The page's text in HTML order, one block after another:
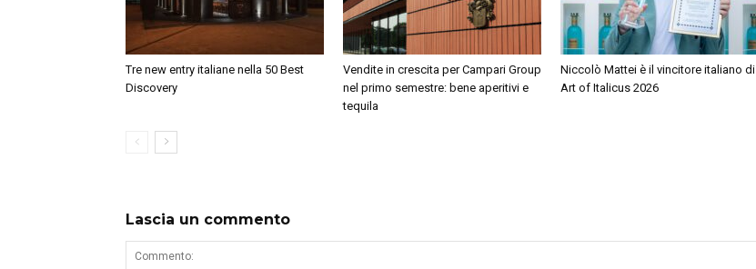
Tre new entry italiane nella 50 Best
Discovery
Vendite in crescita per Campari Group
nel primo semestre: bene aperitivi e
tequila
Niccolò Mattei è il vincitore italiano di
Art of Italicus 2026
Lascia un commento